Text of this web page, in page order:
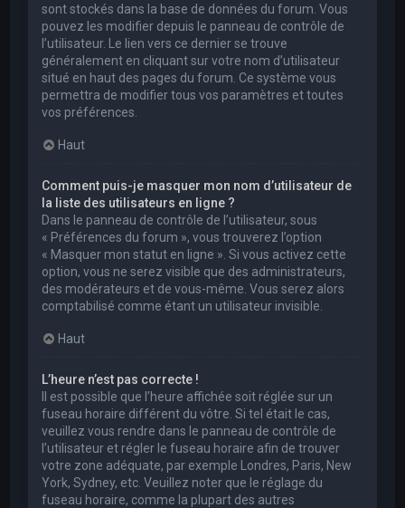
sont stockés dans la base de données du forum. Vous
pouvez les modifier depuis le panneau de contrôle de
l’utilisateur. Le lien vers ce dernier se trouve
généralement en cliquant sur votre nom d’utilisateur
situé en haut des pages du forum. Ce système vous
permettra de modifier tous vos paramètres et toutes
vos préférences.
Haut
Comment puis-je masquer mon nom d’utilisateur de
la liste des utilisateurs en ligne ?
Dans le panneau de contrôle de l’utilisateur, sous
« Préférences du forum », vous trouverez l’option
« Masquer mon statut en ligne ». Si vous activez cette
option, vous ne serez visible que des administrateurs,
des modérateurs et de vous-même. Vous serez alors
comptabilisé comme étant un utilisateur invisible.
Haut
L’heure n’est pas correcte !
Il est possible que l’heure affichée soit réglée sur un
fuseau horaire différent du vôtre. Si tel était le cas,
veuillez vous rendre dans le panneau de contrôle de
l’utilisateur et régler le fuseau horaire afin de trouver
votre zone adéquate, par exemple Londres, Paris, New
York, Sydney, etc. Veuillez noter que le réglage du
fuseau horaire, comme la plupart des autres